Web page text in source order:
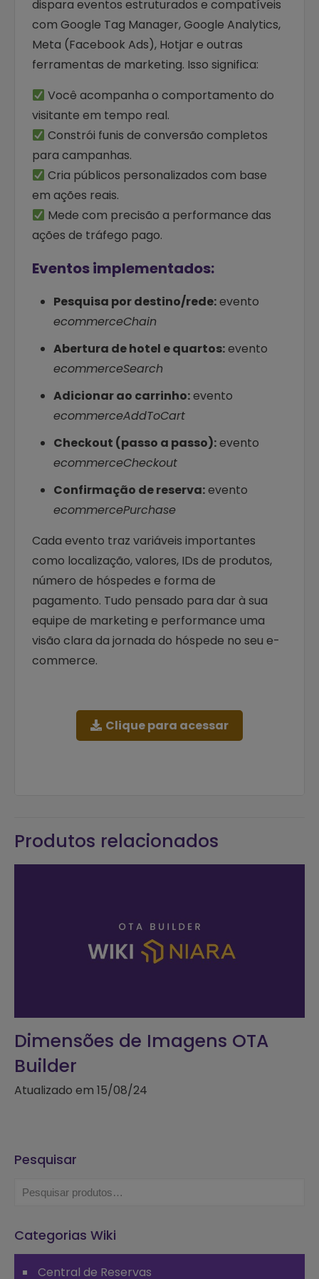
dispara eventos estruturados e compatíveis
com Google Tag Manager, Google Analytics,
Meta (Facebook Ads), Hotjar e outras
ferramentas de marketing. Isso significa:
Você acompanha o comportamento do
visitante em tempo real.
Constrói funis de conversão completos
para campanhas.
Cria públicos personalizados com base
em ações reais.
Mede com precisão a performance das
ações de tráfego pago.
Eventos implementados:
Pesquisa por destino/rede:evento
ecommerceChain
Abertura de hotel e quartos:evento
ecommerceSearch
Adicionar ao carrinho:evento
ecommerceAddToCart
Checkout (passo a passo):evento
ecommerceCheckout
Confirmação de reserva:evento
ecommercePurchase
Cada evento traz variáveis importantes
como localização, valores, IDs de produtos,
número de hóspedes e forma de
pagamento. Tudo pensado para dar à sua
equipe de marketing e performance uma
visão clara da jornada do hóspede no seu e-
commerce.
Clique para acessar
Produtos relacionados
Dimensões de Imagens OTA
Builder
Atualizado em 15/08/24
Pesquisar
Categorias Wiki
Central de Reservas